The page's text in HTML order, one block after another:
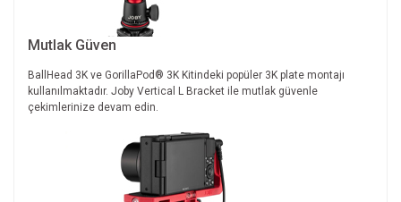
Mutlak Güven
BallHead 3K ve GorillaPod® 3K Kitindeki popüler 3K plate montajı
kullanılmaktadır. Joby Vertical L Bracket ile mutlak güvenle
çekimlerinize devam edin.